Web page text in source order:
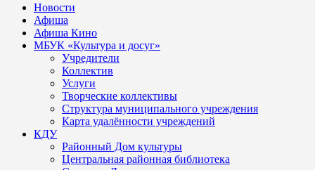
Новости
Афиша
Афиша Кино
МБУК «Культура и досуг»
Учредители
Коллектив
Услуги
Творческие коллективы
Структура муниципального учреждения
Карта удалённости учреждений
КДУ
Районный Дом культуры
Центральная районная библиотека